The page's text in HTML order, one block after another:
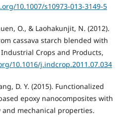
10.1007/s10973-013-3149-5
O., & Laohakunjit, N. (2012).
cassava starch blended with
Crops and Products,
10.1016/j.indcrop.2011.07.034
D. Y. (2015). Functionalized
epoxy nanocomposites with
mechanical properties.